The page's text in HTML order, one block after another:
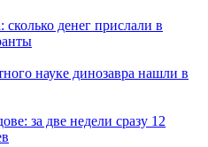
денег прислали в
науке динозавра нашли в
за две недели сразу 12